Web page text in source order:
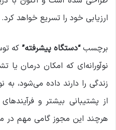
ارزیابی خود را تسریع خواهد کرد.
برچسب“دستگاه پیشرفته”
نوآورانه‌ای که امکان درمان
زندگی را دارند داده می‌شود، به
از پشتیبانی بیشتر و
هرچند این مجوز گامی مهم در